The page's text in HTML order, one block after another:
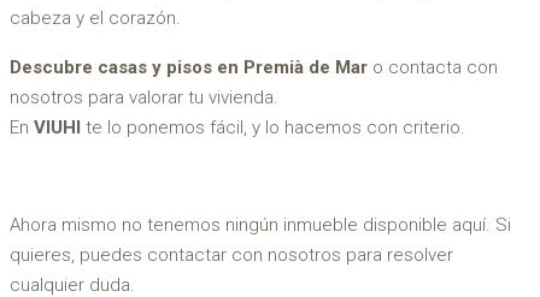
cabeza y el corazón.
Descubre casas y pisos en Premià de Mar o contacta con
nosotros para valorar tu vivienda.
En VIUHI te lo ponemos fácil, y lo hacemos con criterio.
Ahora mismo no tenemos ningún inmueble disponible aquí. Si
quieres, puedes contactar con nosotros para resolver
cualquier duda.